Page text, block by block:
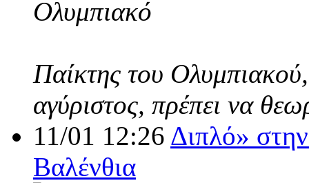
Παίκτης του
αγύριστος, πρέπει να
11/01 12:26 Διπλό»
Βαλένθια